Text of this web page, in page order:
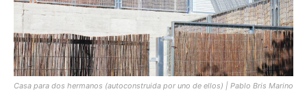
Casa para dos hermanos (autoconstruida por uno de ellos) | Pablo Bris Marino